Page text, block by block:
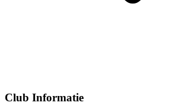
Club Informatie